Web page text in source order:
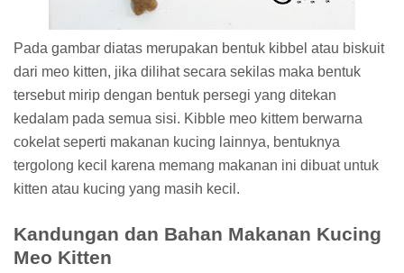
Pada gambar diatas merupakan bentuk kibbel atau biskuit
dari meo kitten, jika dilihat secara sekilas maka bentuk
tersebut mirip dengan bentuk persegi yang ditekan
kedalam pada semua sisi. Kibble meo kittem berwarna
cokelat seperti makanan kucing lainnya, bentuknya
tergolong kecil karena memang makanan ini dibuat untuk
kitten atau kucing yang masih kecil.
Kandungan dan Bahan Makanan Kucing
Meo Kitten